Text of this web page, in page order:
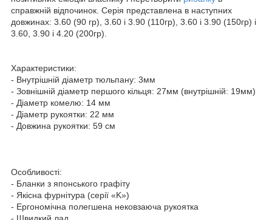
справжній відпочинок. Серія представлена в наступних
довжинах: 3.60 (90 гр), 3.60 і 3.90 (110гр), 3.60 і 3.90 (150гр) і
3.60, 3.90 і 4.20 (200гр).
Характеристики:
- Внутрішній діаметр тюльпану: 3мм
- Зовнішній діаметр першого кільця: 27мм (внутрішній: 19мм)
- Діаметр комелю: 14 мм
- Діаметр рукоятки: 22 мм
- Довжина рукоятки: 59 см
Особливості:
- Бланки з японського графіту
- Якісна фурнітура (серії «K»)
- Ергономічна полегшена нековзаюча рукоятка
- Швидкий лад